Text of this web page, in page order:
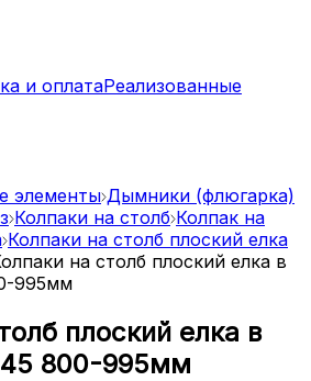
и оплатаРеализованные
элементы Дымники (флюгарка)
Колпаки на столб Колпак на
Колпаки на столб плоский елка
на столб плоский елка в
995мм
плоский елка в
800-995мм